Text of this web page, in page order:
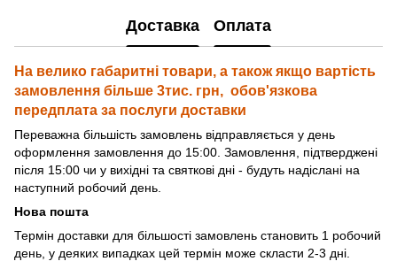
Доставка Оплата
На велико габаритні товари, а також якщо вартість
замовлення більше 3тис. грн, обов'язкова
передплата за послуги доставки
Переважна більшість замовлень відправляється у день
оформлення замовлення до 15:00. Замовлення, підтверджені
після 15:00 чи у вихідні та святкові дні - будуть надіслані на
наступний робочий день.
Нова пошта
Термін доставки для більшості замовлень становить 1 робочий
день, у деяких випадках цей термін може скласти 2-3 дні.